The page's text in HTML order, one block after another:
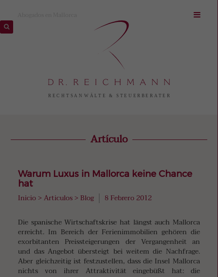
Artículo
Warum Luxus in Mallorca keine Chance
hat
Inicio >Articulos >Blog 8 Febrero 2012
Die spanische Wirtschaftskrise hat längst auch Mallorca
erreicht. Im Bereich der Ferienimmobilien gehören die
exorbitanten Preissteigerungen der Vergangenheit an
und das Angebot übersteigt bei weitem die Nachfrage.
Aber gleichzeitig ist festzustellen, dass die Insel Mallorca
nichts von ihrer Attraktivität eingebüßt hat: die